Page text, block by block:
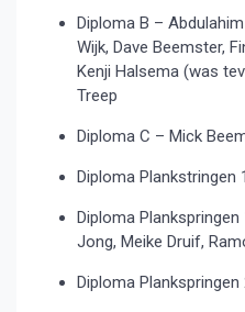
Diploma B –
Wijk, Dave Beemster,
Kenji Halsema (was
Treep
Diploma C – Mick
Diploma Plankstringen
Diploma Plankspringen
Jong, Meike Druif,
Diploma